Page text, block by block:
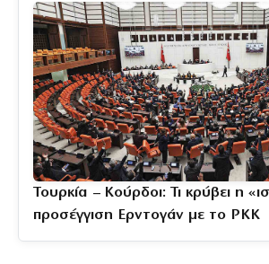
Τουρκία – Κούρδοι: Τι κρύβει η
προσέγγιση Ερντογάν με το PKK